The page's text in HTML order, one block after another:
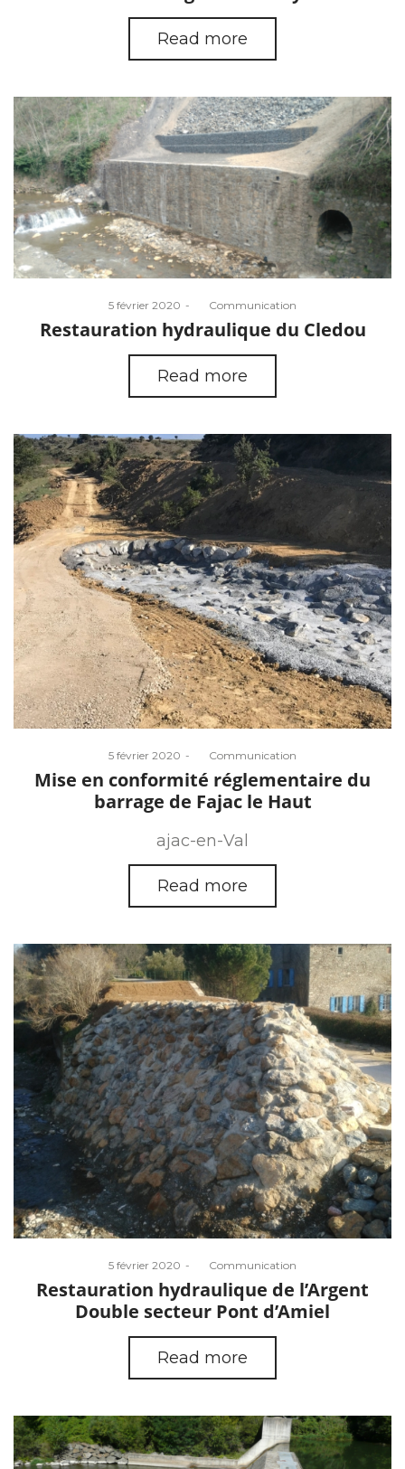
Read more
Posted
5 février 2020 Communication
Restauration hydraulique du Cledou
Read more
Posted
5 février 2020 Communication
Mise en conformité réglementaire du
barrage de Fajac le Haut
ajac-en-Val
Read more
Posted
on
5 février 2020 Communication
Restauration hydraulique de l’Argent
Double secteur Pont d’Amiel
Read more